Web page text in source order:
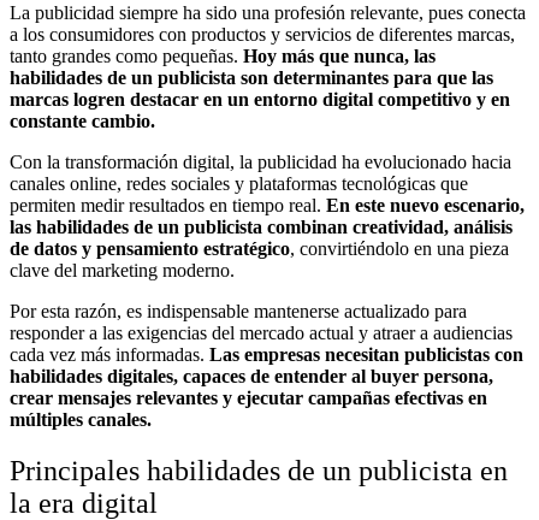
La publicidad siempre ha sido una profesión relevante, pues conecta
a los consumidores con productos y servicios de diferentes marcas,
tanto grandes como pequeñas. Hoy más que nunca, las
habilidades de un publicista son determinantes para que las
marcas logren destacar en un entorno digital competitivo y en
constante cambio.
Con la transformación digital, la publicidad ha evolucionado hacia
canales online, redes sociales y plataformas tecnológicas que
permiten medir resultados en tiempo real. En este nuevo escenario,
las habilidades de un publicista combinan creatividad, análisis
de datos y pensamiento estratégico, convirtiéndolo en una pieza
clave del marketing moderno.
Por esta razón, es indispensable mantenerse actualizado para
responder a las exigencias del mercado actual y atraer a audiencias
cada vez más informadas. Las empresas necesitan publicistas con
habilidades digitales, capaces de entender al buyer persona,
crear mensajes relevantes y ejecutar campañas efectivas en
múltiples canales.
Principales habilidades de un publicista en
la era digital